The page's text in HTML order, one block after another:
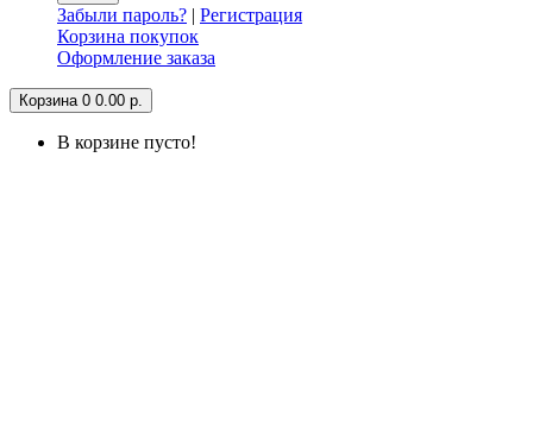
Забыли пароль? | Регистрация
Корзина покупок
Оформление заказа
Корзина 0 0.00 р.
В корзине пусто!